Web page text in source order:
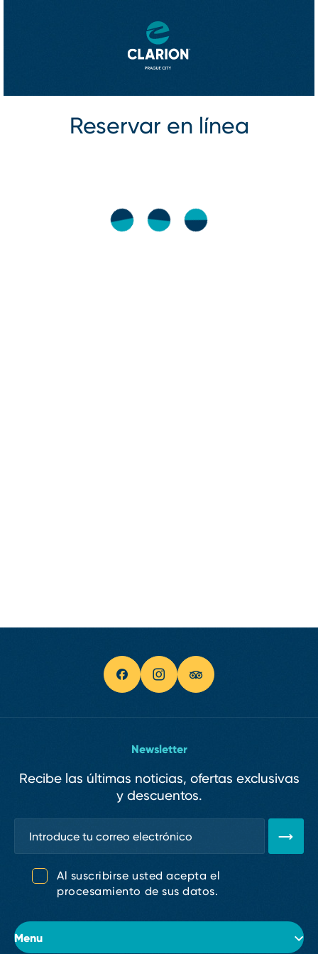
Reservar en línea
Menu
Newsletter
Recibe las últimas noticias, ofertas exclusivas
y descuentos.
Al suscribirse usted acepta el
procesamiento de sus datos.